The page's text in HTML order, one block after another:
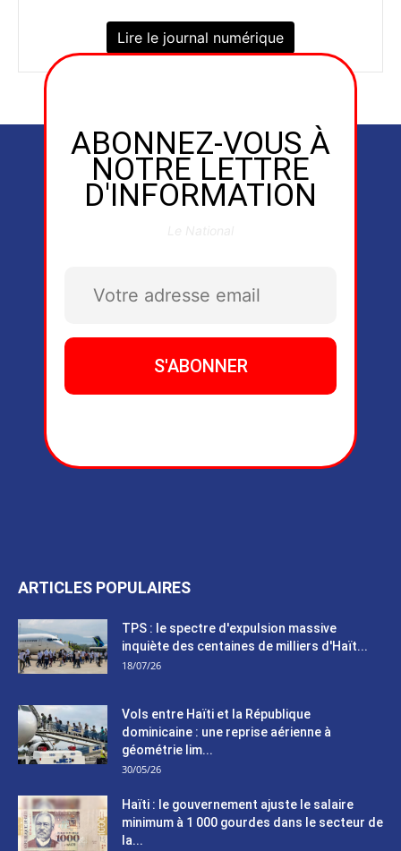
Lire le journal numérique
ABONNEZ-VOUS À
NOTRE LETTRE
D'INFORMATION
ARTICLES POPULAIRES
TPS : le spectre d'expulsion massive
inquiète des centaines de milliers d'Haït...
18/07/26
Vols entre Haïti et la République
dominicaine : une reprise aérienne à
géométrie lim...
30/05/26
Haïti : le gouvernement ajuste le salaire
minimum à 1 000 gourdes dans le secteur de
la...